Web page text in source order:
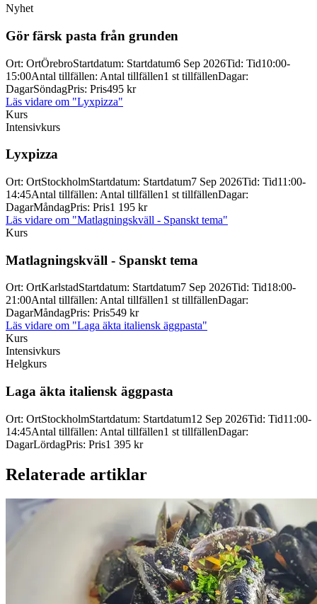
Nyhet
Gör färsk pasta från grunden
Ort: OrtÖrebroStartdatum: Startdatum6 Sep 2026Tid: Tid10:00-
15:00Antal tillfällen: Antal tillfällen1 st tillfällenDagar:
DagarSöndagPris: Pris495 kr
Läs vidare om "Lyxpizza"
Kurs
Intensivkurs
Lyxpizza
Ort: OrtStockholmStartdatum: Startdatum7 Sep 2026Tid: Tid11:00-
14:45Antal tillfällen: Antal tillfällen1 st tillfällenDagar:
DagarMåndagPris: Pris1 195 kr
Läs vidare om "Matlagningskväll - Spanskt tema"
Kurs
Matlagningskväll - Spanskt tema
Ort: OrtKarlstadStartdatum: Startdatum7 Sep 2026Tid: Tid18:00-
21:00Antal tillfällen: Antal tillfällen1 st tillfällenDagar:
DagarMåndagPris: Pris549 kr
Läs vidare om "Laga äkta italiensk äggpasta"
Kurs
Intensivkurs
Helgkurs
Laga äkta italiensk äggpasta
Ort: OrtStockholmStartdatum: Startdatum12 Sep 2026Tid: Tid11:00-
14:45Antal tillfällen: Antal tillfällen1 st tillfällenDagar:
DagarLördagPris: Pris1 395 kr
Relaterade artiklar